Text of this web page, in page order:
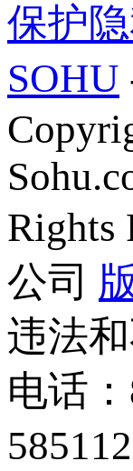
保护
SOHU
Rights
公司
违法
电话